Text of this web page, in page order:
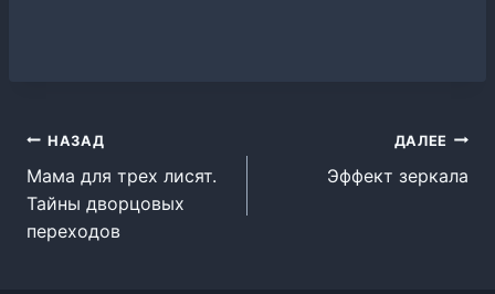
Навигация
по
записям
НАЗАД
Мама для трех лисят.
Тайны дворцовых
переходов
ДАЛЕЕ
Эффект зеркала